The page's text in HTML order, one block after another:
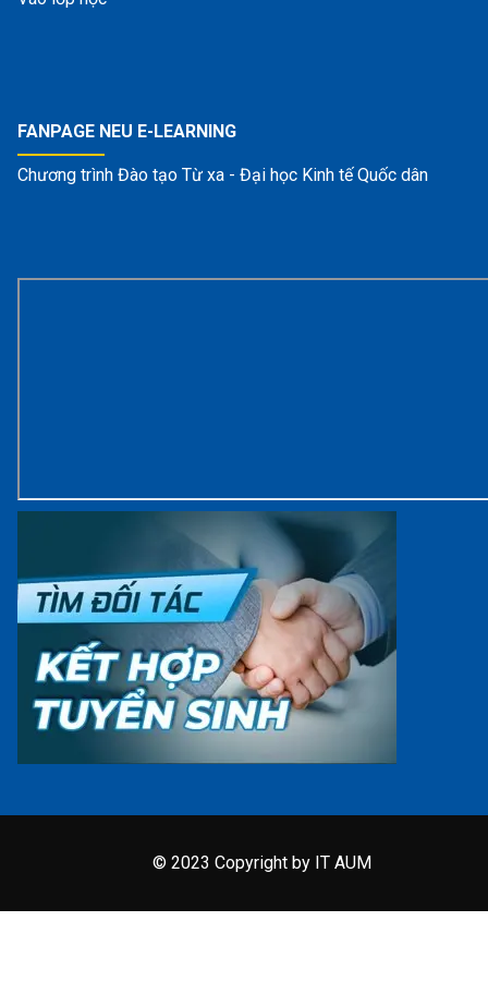
FANPAGE NEU E-LEARNING
Chương trình Đào tạo Từ xa - Đại học Kinh tế Quốc dân
© 2023 Copyright by IT AUM